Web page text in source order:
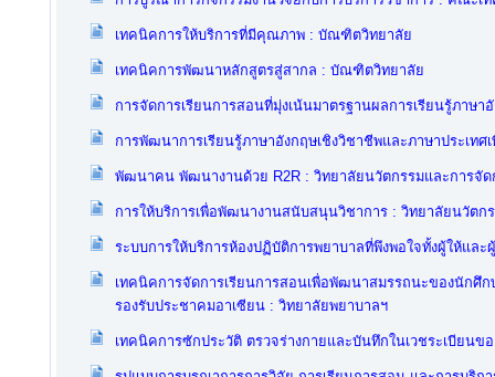
เทคนิคการให้บริการที่มีคุณภาพ : บัณฑิตวิทยาลัย
เทคนิคการพัฒนาหลักสูตรสู่สากล : บัณฑิตวิทยาลัย
การจัดการเรียนการสอนที่มุ่งเน้นมาตรฐานผลการเรียนรู้ภาษ
การพัฒนาการเรียนรู้ภาษาอังกฤษเชิงวิชาชีพและภาษาประเท
พัฒนาคน พัฒนางานด้วย R2R : วิทยาลัยนวัตกรรมและการจัด
การให้บริการเพื่อพัฒนางานสนับสนุนวิชาการ : วิทยาลัยนวัตก
ระบบการให้บริการห้องปฏิบัติการพยาบาลที่พึงพอใจทั้งผู้ให้แล
เทคนิคการจัดการเรียนการสอนเพื่อพัฒนาสมรรถนะของนักศึ
รองรับประชาคมอาเซียน : วิทยาลัยพยาบาลฯ
เทคนิคการซักประวัติ ตรวจร่างกายและบันทึกในเวชระเบียน